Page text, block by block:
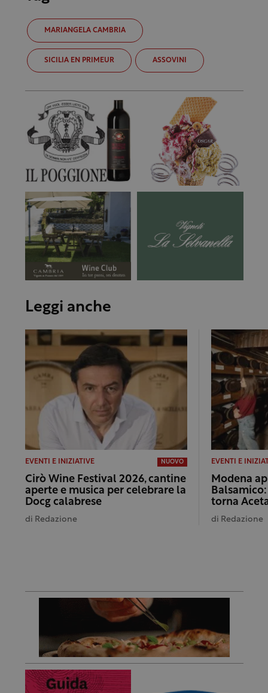
MARIANGELA CAMBRIA
SICILIA EN PRIMEUR ASSOVINI
Leggi anche
EVENTI E INIZIATIVE NUOVO
Cirò Wine Festival 2026, cantine
aperte e musica per celebrare la
Docg calabrese
di Redazione
EVENTI E
Modena
torna
di Redazione